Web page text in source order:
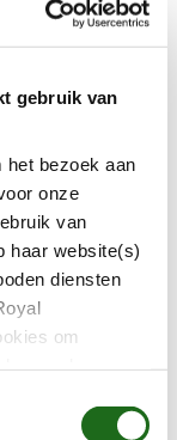
gebruik van
het bezoek aan
onze
van
haar website(s)
diensten
om
kan